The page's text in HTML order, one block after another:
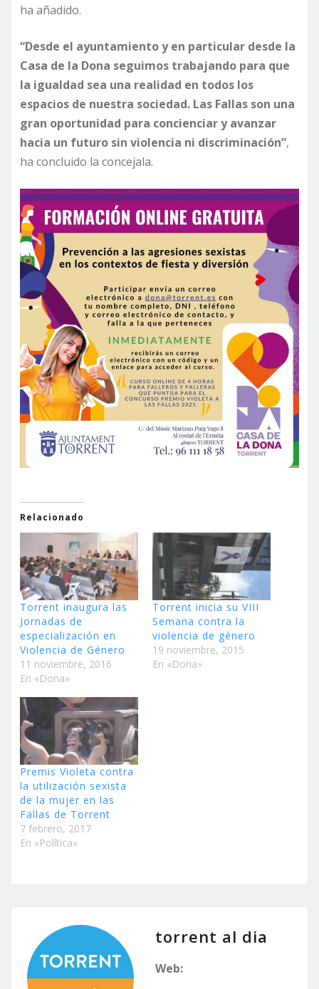
ha añadido.
“Desde el ayuntamiento y en particular desde la
Casa de la Dona seguimos trabajando para que
la igualdad sea una realidad en todos los
espacios de nuestra sociedad. Las Fallas son una
gran oportunidad para concienciar y avanzar
hacia un futuro sin violencia ni discriminación”,
ha concluido la concejala.
Relacionado
Torrent inaugura las
Jornadas de
especialización en
Violencia de Género
11 noviembre, 2016
En «Dona»
Torrent inicia su VIII
Semana contra la
violencia de género
19 noviembre, 2015
En «Dona»
Premis Violeta contra
la utilización sexista
de la mujer en las
Fallas de Torrent
7 febrero, 2017
En «Política»
torrent al dia
Web: